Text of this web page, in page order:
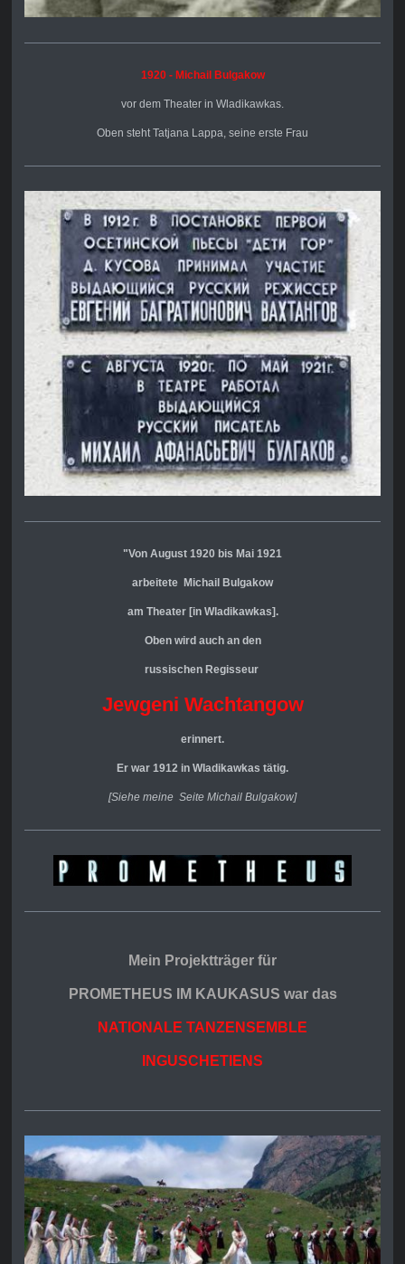
1920 - Michail Bulgakow
vor dem Theater in Wladikawkas.
Oben steht Tatjana Lappa, seine erste Frau
"Von August 1920 bis Mai 1921
arbeitete Michail Bulgakow
am Theater [in Wladikawkas].
Oben wird auch an den
russischen Regisseur
Jewgeni Wachtangow
erinnert.
Er war 1912 in Wladikawkas tätig.
[Siehe meine Seite Michail Bulgakow]
Mein Projektträger für
PROMETHEUS IM KAUKASUS war das
NATIONALE TANZENSEMBLE
INGUSCHETIENS